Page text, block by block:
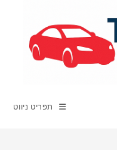
תפריט ניווט